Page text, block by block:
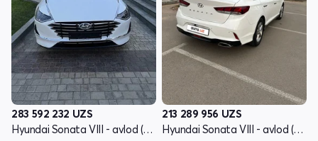
283 592 232 UZS
Hyundai Sonata VIII - avlod (DN8)
213 289 956 UZS
Hyundai Sonata VIII - avlod (DN8)